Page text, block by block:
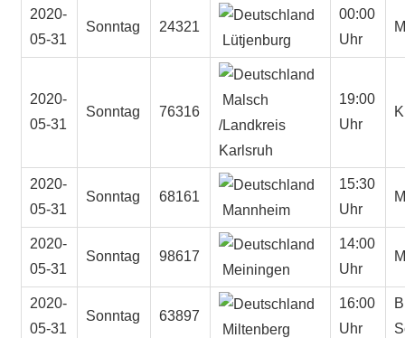
2020-
05-31
Sonntag
24321
Lütjenburg
00:00
Uhr
2020-
05-31
Sonntag 76316
Malsch
/Landkreis
Karlsruh
19:00
Uhr
2020-
05-31
Sonntag
68161
Mannheim
15:30
Uhr
2020-
05-31
Sonntag
98617
Meiningen
14:00
Uhr
2020-
05-31
Sonntag
63897
Miltenberg
16:00
Uhr